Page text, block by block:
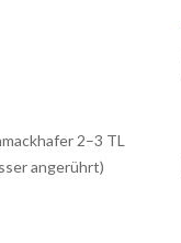
2–3 TL
angerührt)